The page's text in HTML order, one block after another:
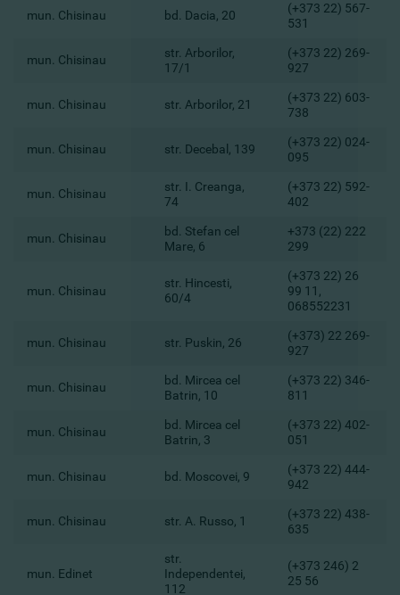
mun. Chisinau bd. Dacia, 20
(+373 22) 567-
531
mun. Chisinau
str. Arborilor,
17/1
(+373 22) 269-
927
mun. Chisinau str. Arborilor, 21
(+373 22) 603-
738
mun. Chisinau str. Decebal, 139
(+373 22) 024-
095
mun. Chisinau
str. I. Creanga,
74
(+373 22) 592-
402
mun. Chisinau
bd. Stefan cel
Mare, 6
+373 (22) 222
299
mun. Chisinau
str. Hincesti,
60/4
(+373 22) 26
99 11,
068552231
mun. Chisinau str. Puskin, 26
(+373) 22 269-
927
mun. Chisinau
bd. Mircea cel
Batrin, 10
(+373 22) 346-
811
mun. Chisinau
bd. Mircea cel
Batrin, 3
(+373 22) 402-
051
mun. Chisinau bd. Moscovei, 9
(+373 22) 444-
942
mun. Chisinau str. A. Russo, 1
(+373 22) 438-
635
mun. Edinet
str.
Independentei,
112
(+373 246) 2
25 56